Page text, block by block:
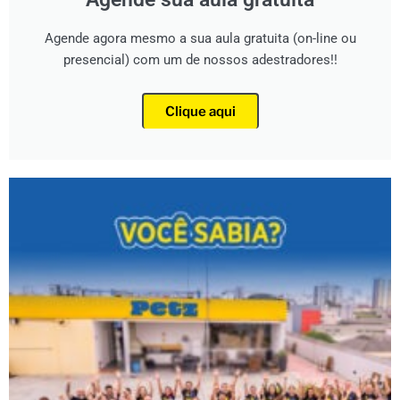
Agende agora mesmo a sua aula gratuita (on-line ou
presencial) com um de nossos adestradores!!
Clique aqui